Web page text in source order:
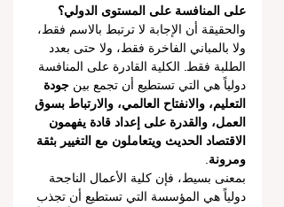
على المنافسة على المستوى الدولي؟
والحقيقة أن الإجابة لا ترتبط بالاسم فقط،
ولا بالمباني الفاخرة فقط، ولا حتى بعدد
الطلبة فقط. الكلية القادرة على المنافسة
دولياً هي التي تستطيع أن تجمع بين جودة
التعليم، والانفتاح العالمي، والارتباط بسوق
العمل، والقدرة على إعداد قادة يفهمون
الاقتصاد الحديث ويتعاملون مع التغيير بثقة
ومرونة
بمعنى بسيط، فإن كلية الأعمال الناجحة
دولياً هي المؤسسة التي تستطيع أن تجذب